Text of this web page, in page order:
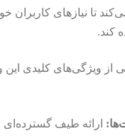
تا نیازهای کاربران
کند.
از ویژگی‌های کلیدی
ارائه طیف گسترده‌ای